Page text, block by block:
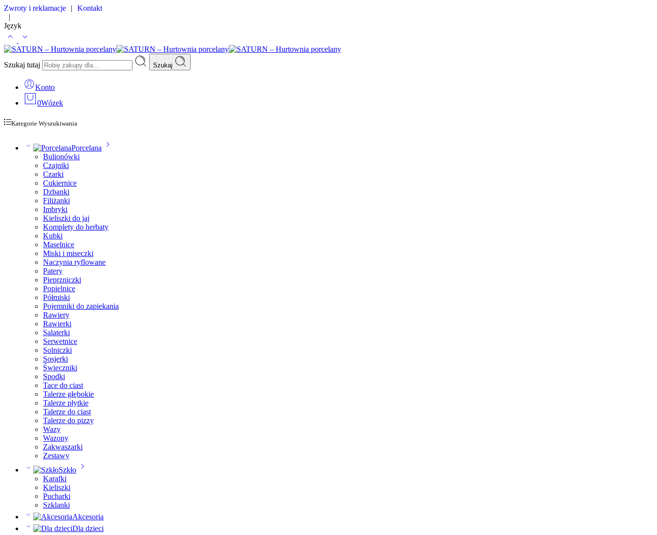
Zwroty i reklamacje |
Kontakt
|
Język
Szukaj tutaj Szukaj
Konto
0Wózek
Kategorie Wyszukiwania
Porcelana
Bulionówki
Czajniki
Czarki
Cukiernice
Dzbanki
Filiżanki
Imbryki
Kieliszki do jaj
Komplety do herbaty
Kubki
Maselnice
Miski i miseczki
Naczynia ryflowane
Patery
Pieprzniczki
Popielnice
Półmiski
Pojemniki do zapiekania
Rawiery
Rawierki
Salaterki
Serwetnice
Solniczki
Sosjerki
Świeczniki
Spodki
Tace do ciast
Talerze głębokie
Talerze płytkie
Talerze do ciast
Talerze do pizzy
Wazy
Wazony
Zakwaszarki
Zestawy
Szkło
Karafki
Kieliszki
Pucharki
Szklanki
Akcesoria
Dla dzieci